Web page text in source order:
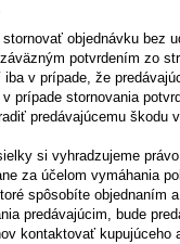
objednávku bez
potvrdením zo
v prípade, že
prípade stornovania
predávajúcemu škodu
si vyhradzujeme
za účelom vymáhania
spôsobíte objednaním
predávajúcim, bude
kontaktovať kupujúceho